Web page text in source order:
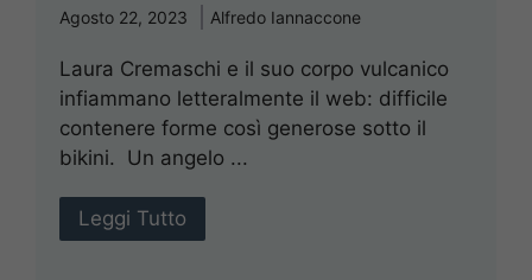
Agosto 22, 2023 Alfredo Iannaccone
Laura Cremaschi e il suo corpo vulcanico
infiammano letteralmente il web: difficile
contenere forme così generose sotto il
bikini. Un angelo ...
Leggi Tutto